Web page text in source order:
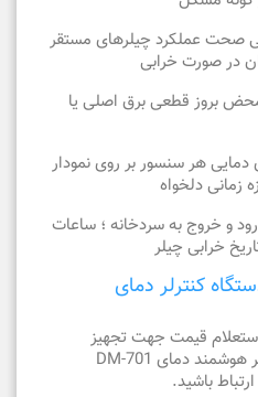
صحت عملکرد چیلرهای مستقر
در صورت خرابی
محض بروز قطعی برق اصلی یا
هر سنسور بر روی نمودار
زمانی دلخواه
و خروج به سردخانه ؛ ساعات
خرابی چیلر
کنترلر دمای
قیمت جهت تجهیز
باشید.